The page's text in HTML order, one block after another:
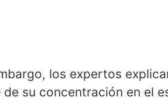
los expertos
su concentración en el